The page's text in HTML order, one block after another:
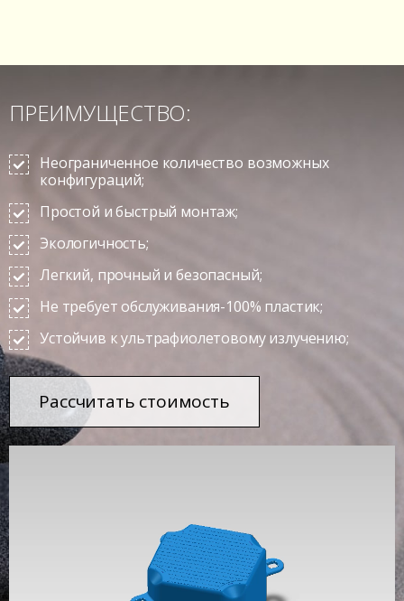
ПРЕИМУЩЕСТВО:
Неограниченное количество возможных
конфигураций;
Простой и быстрый монтаж;
Экологичность;
Легкий, прочный и безопасный;
Не требует обслуживания-100% пластик;
Устойчив к ультрафиолетовому излучению;
Рассчитать стоимоcть